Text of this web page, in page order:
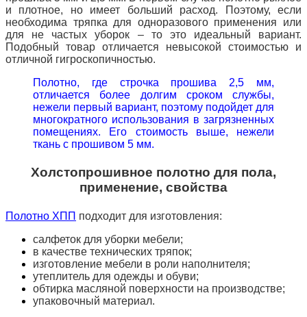
и плотное, но имеет больший расход. Поэтому, если
необходима тряпка для одноразового применения или
для не частых уборок – то это идеальный вариант.
Подобный товар отличается невысокой стоимостью и
отличной гигроскопичностью.
Полотно, где строчка прошива 2,5 мм,
отличается более долгим сроком службы,
нежели первый вариант, поэтому подойдет для
многократного использования в загрязненных
помещениях. Его стоимость выше, нежели
ткань с прошивом 5 мм.
Холстопрошивное полотно для пола,
применение, свойства
Полотно ХПП подходит для изготовления:
салфеток для уборки мебели;
в качестве технических тряпок;
изготовление мебели в роли наполнителя;
утеплитель для одежды и обуви;
обтирка масляной поверхности на производстве;
упаковочный материал.